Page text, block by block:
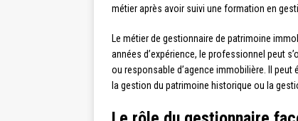
métier après avoir suivi une formation en
Le métier de gestionnaire de patrimoine
années d’expérience, le professionnel peut
ou responsable d’agence immobilière. Il
la gestion du patrimoine historique ou la